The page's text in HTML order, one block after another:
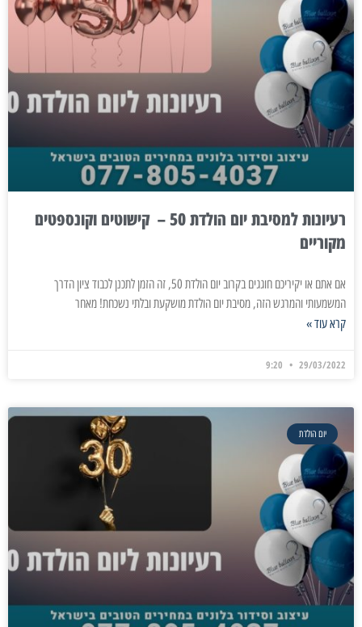
רעיונות למסיבת יום הולדת 50 – קישוטים וקונספטים
מקוריים
אם אתם או יקיריכם חוגגים בקרוב יום הולדת 50, זה הזמן לתכנן לכבוד ציון הדרך
המשמעותי והמרגש הזה, מסיבת יום הולדת מושקעת ובלתי נשכחת! מאחר
קרא עוד »
29/03/2022
יום הולדת